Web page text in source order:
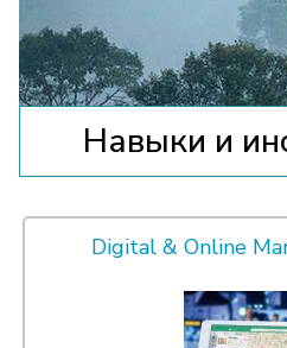
Навыки и
Digital & Online